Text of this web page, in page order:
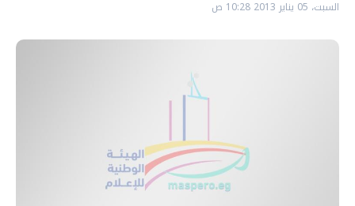
السبت، 05 يناير 2013 10:28 ص